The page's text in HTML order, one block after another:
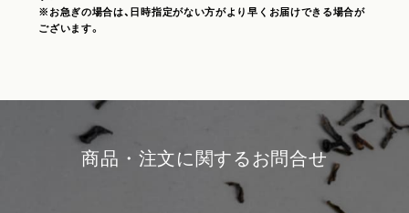
※お急ぎの場合は、日時指定がない方がより早くお届けできる場合が
ございます。
商品・注文に関するお問合せ